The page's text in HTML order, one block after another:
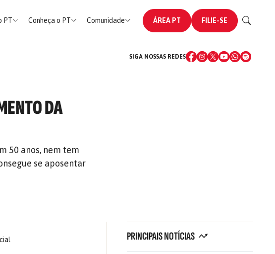
PT Conheça o PT Comunidade ÁREA PT FILIE-SE
SIGA NOSSAS REDES
DA
50 anos, nem tem
se aposentar
PRINCIPAIS NOTÍCIAS